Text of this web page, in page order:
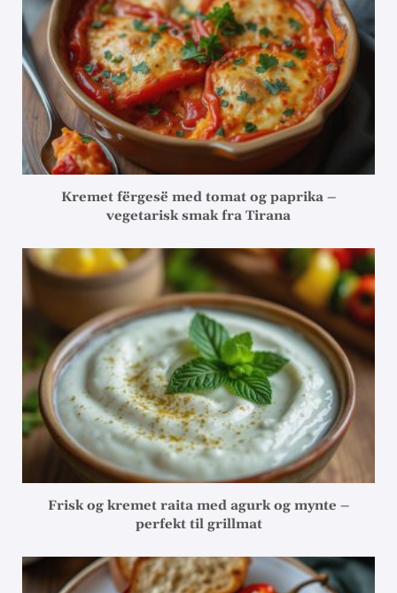
Kremet fërgesë med tomat og paprika –
vegetarisk smak fra Tirana
Frisk og kremet raita med agurk og mynte –
perfekt til grillmat